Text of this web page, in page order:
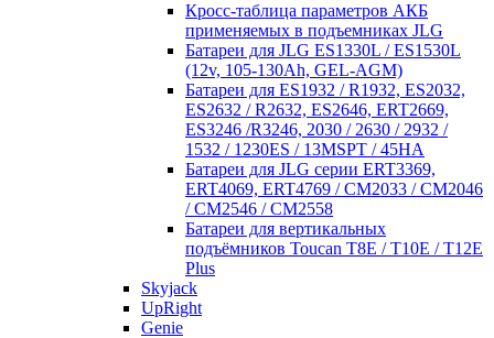
Кросc-таблица параметров АКБ
применяемых в подъемниках JLG
Батареи для JLG ES1330L / ES1530L
(12v, 105-130Ah, GEL-AGM)
Батареи для ES1932 / R1932, ES2032,
ES2632 / R2632, ES2646, ERT2669,
ES3246 /R3246, 2030 / 2630 / 2932 /
1532 / 1230ES / 13MSPT / 45HA
Батареи для JLG серии ERT3369,
ERT4069, ERT4769 / CM2033 / CM2046
/ CM2546 / CM2558
Батареи для вертикальных
подъёмников Toucan T8E / T10E / T12E
Plus
Skyjack
UpRight
Genie